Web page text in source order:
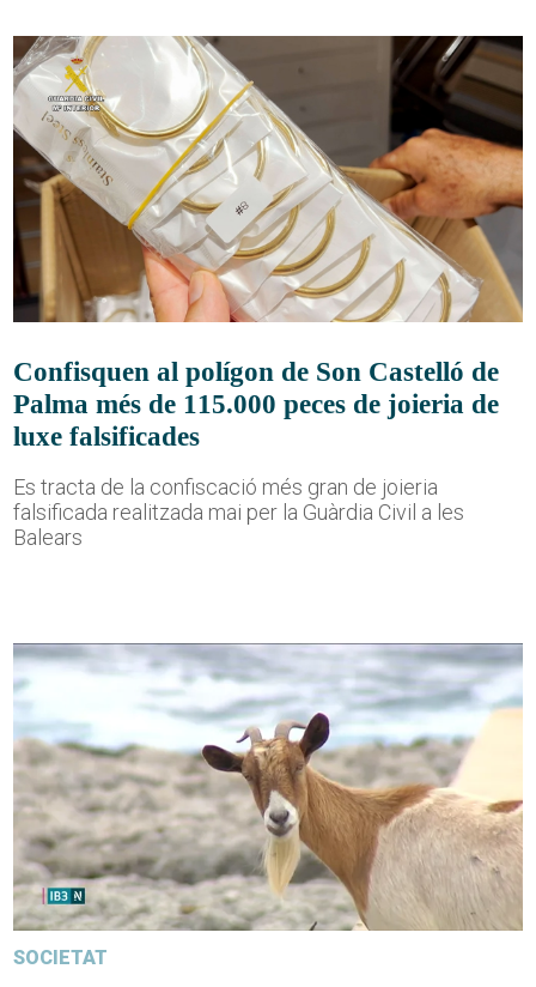
Confisquen al polígon de Son Castelló de
Palma més de 115.000 peces de joieria de
luxe falsificades
Es tracta de la confiscació més gran de joieria
falsificada realitzada mai per la Guàrdia Civil a les
Balears
SOCIETAT